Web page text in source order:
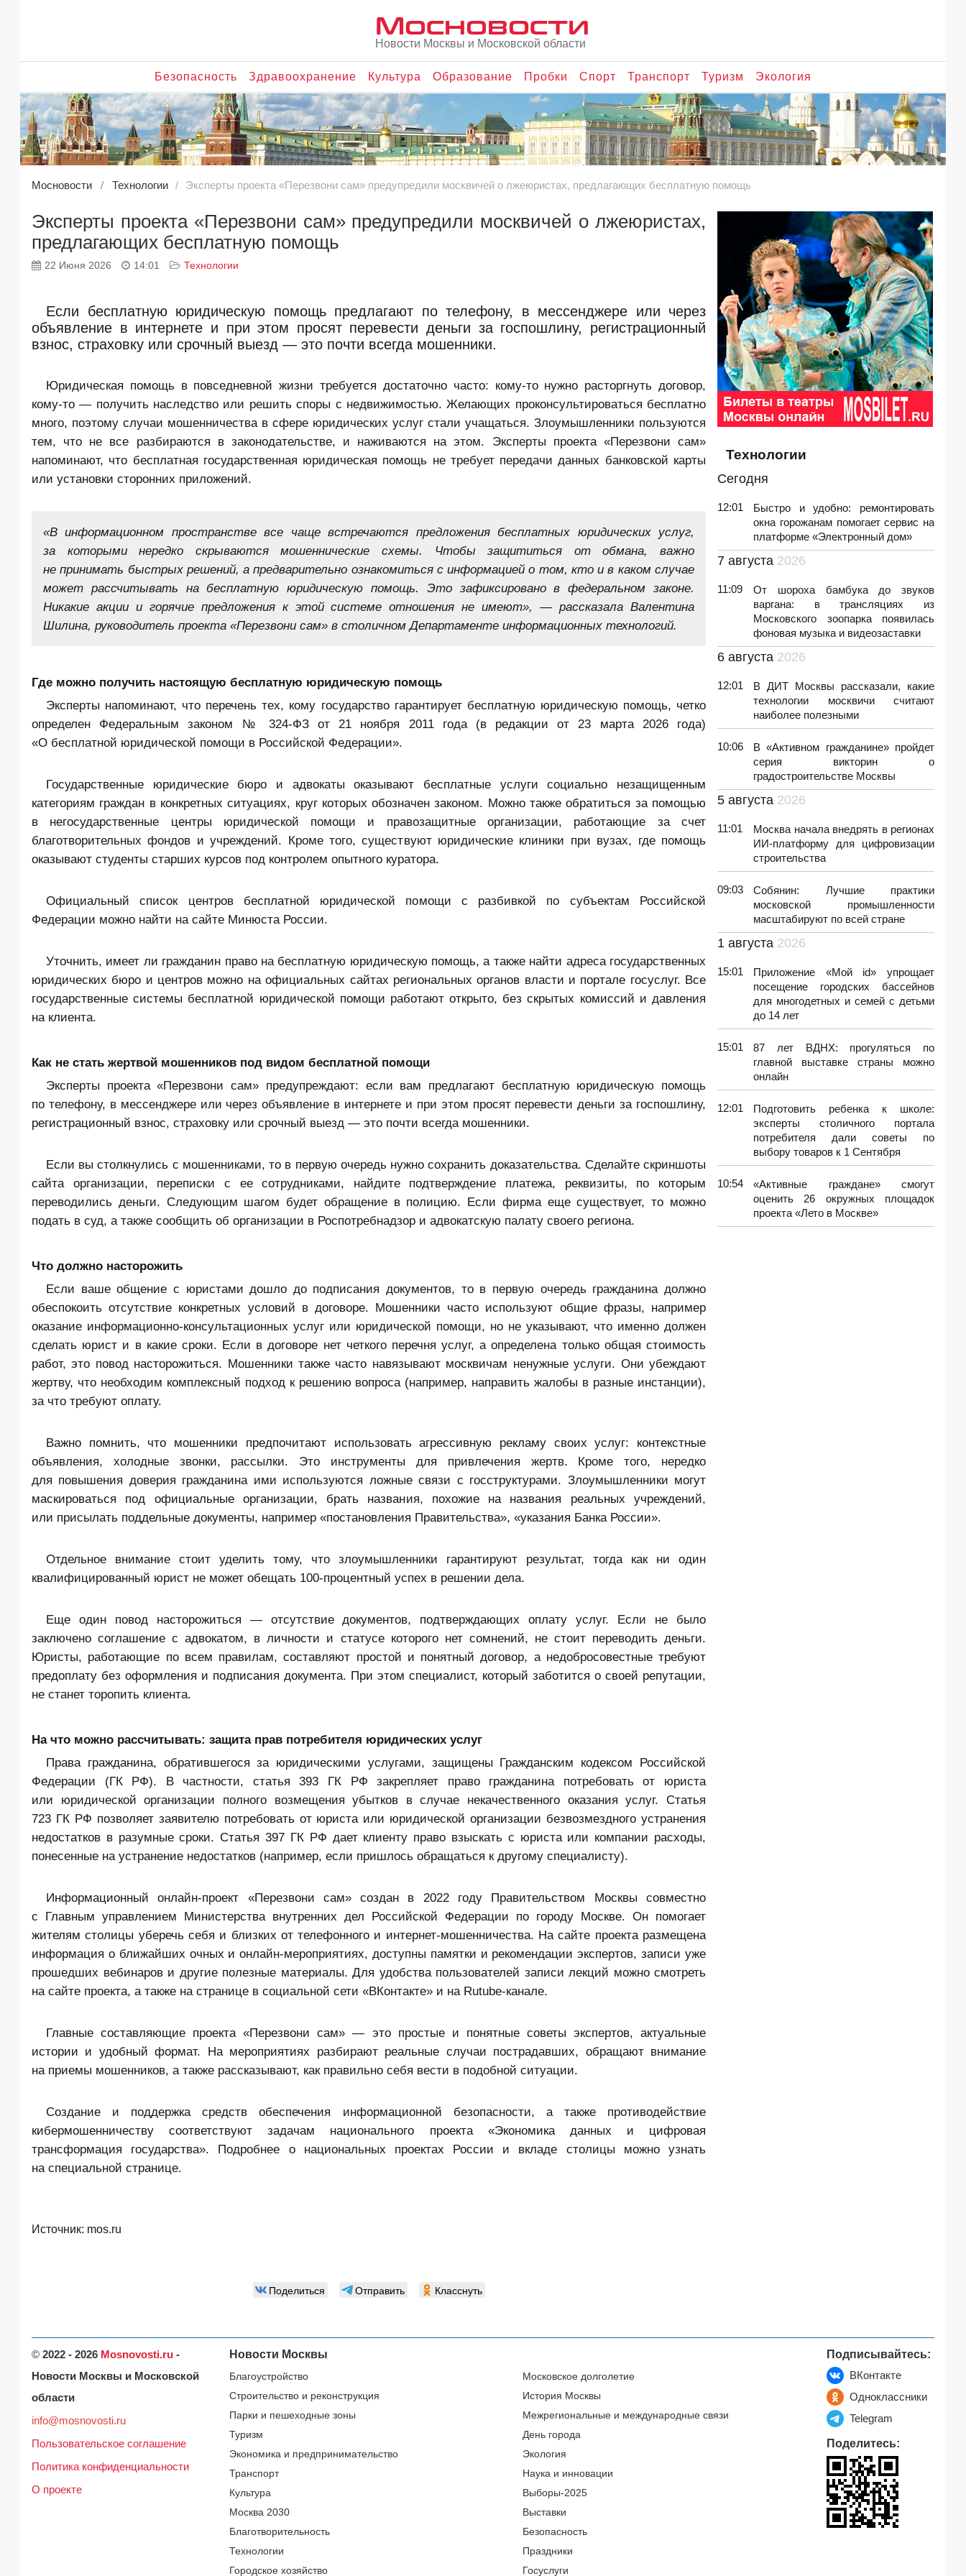
Мосновости
Новости Москвы и Московской области
Безопасность Здравоохранение Культура Образование Пробки Спорт Транспорт Туризм Экология
Мосновости Технологии Эксперты проекта «Перезвони сам» предупредили москвичей о лжеюристах, предлагающих бесплатную помощь
Эксперты проекта «Перезвони сам» предупредили москвичей о лжеюристах,
предлагающих бесплатную помощь
22 Июня 2026 14:01 Технологии
Если бесплатную юридическую помощь предлагают по телефону, в мессенджере или через
объявление в интернете и при этом просят перевести деньги за госпошлину, регистрационный
взнос, страховку или срочный выезд — это почти всегда мошенники.
Юридическая помощь в повседневной жизни требуется достаточно часто: кому-то нужно расторгнуть договор,
кому-то — получить наследство или решить споры с недвижимостью. Желающих проконсультироваться бесплатно
много, поэтому случаи мошенничества в сфере юридических услуг стали учащаться. Злоумышленники пользуются
тем, что не все разбираются в законодательстве, и наживаются на этом. Эксперты проекта «Перезвони сам»
напоминают, что бесплатная государственная юридическая помощь не требует передачи данных банковской карты
или установки сторонних приложений.
«В информационном пространстве все чаще встречаются предложения бесплатных юридических услуг,
за которыми нередко скрываются мошеннические схемы. Чтобы защититься от обмана, важно
не принимать быстрых решений, а предварительно ознакомиться с информацией о том, кто и в каком случае
может рассчитывать на бесплатную юридическую помощь. Это зафиксировано в федеральном законе.
Никакие акции и горячие предложения к этой системе отношения не имеют», — рассказала Валентина
Шилина, руководитель проекта «Перезвони сам» в столичном Департаменте информационных технологий.
Где можно получить настоящую бесплатную юридическую помощь
Эксперты напоминают, что перечень тех, кому государство гарантирует бесплатную юридическую помощь, четко
определен Федеральным законом № 324-ФЗ от 21 ноября 2011 года (в редакции от 23 марта 2026 года)
«О бесплатной юридической помощи в Российской Федерации».
Государственные юридические бюро и адвокаты оказывают бесплатные услуги социально незащищенным
категориям граждан в конкретных ситуациях, круг которых обозначен законом. Можно также обратиться за помощью
в негосударственные центры юридической помощи и правозащитные организации, работающие за счет
благотворительных фондов и учреждений. Кроме того, существуют юридические клиники при вузах, где помощь
оказывают студенты старших курсов под контролем опытного куратора.
Официальный список центров бесплатной юридической помощи с разбивкой по субъектам Российской
Федерации можно найти на сайте Минюста России.
Уточнить, имеет ли гражданин право на бесплатную юридическую помощь, а также найти адреса государственных
юридических бюро и центров можно на официальных сайтах региональных органов власти и портале госуслуг. Все
государственные системы бесплатной юридической помощи работают открыто, без скрытых комиссий и давления
на клиента.
Как не стать жертвой мошенников под видом бесплатной помощи
Эксперты проекта «Перезвони сам» предупреждают: если вам предлагают бесплатную юридическую помощь
по телефону, в мессенджере или через объявление в интернете и при этом просят перевести деньги за госпошлину,
регистрационный взнос, страховку или срочный выезд — это почти всегда мошенники.
Если вы столкнулись с мошенниками, то в первую очередь нужно сохранить доказательства. Сделайте скриншоты
сайта организации, переписки с ее сотрудниками, найдите подтверждение платежа, реквизиты, по которым
переводились деньги. Следующим шагом будет обращение в полицию. Если фирма еще существует, то можно
подать в суд, а также сообщить об организации в Роспотребнадзор и адвокатскую палату своего региона.
Что должно насторожить
Если ваше общение с юристами дошло до подписания документов, то в первую очередь гражданина должно
обеспокоить отсутствие конкретных условий в договоре. Мошенники часто используют общие фразы, например
оказание информационно-консультационных услуг или юридической помощи, но не указывают, что именно должен
сделать юрист и в какие сроки. Если в договоре нет четкого перечня услуг, а определена только общая стоимость
работ, это повод насторожиться. Мошенники также часто навязывают москвичам ненужные услуги. Они убеждают
жертву, что необходим комплексный подход к решению вопроса (например, направить жалобы в разные инстанции),
за что требуют оплату.
Важно помнить, что мошенники предпочитают использовать агрессивную рекламу своих услуг: контекстные
объявления, холодные звонки, рассылки. Это инструменты для привлечения жертв. Кроме того, нередко
для повышения доверия гражданина ими используются ложные связи с госструктурами. Злоумышленники могут
маскироваться под официальные организации, брать названия, похожие на названия реальных учреждений,
или присылать поддельные документы, например «постановления Правительства», «указания Банка России».
Отдельное внимание стоит уделить тому, что злоумышленники гарантируют результат, тогда как ни один
квалифицированный юрист не может обещать 100-процентный успех в решении дела.
Еще один повод насторожиться — отсутствие документов, подтверждающих оплату услуг. Если не было
заключено соглашение с адвокатом, в личности и статусе которого нет сомнений, не стоит переводить деньги.
Юристы, работающие по всем правилам, составляют простой и понятный договор, а недобросовестные требуют
предоплату без оформления и подписания документа. При этом специалист, который заботится о своей репутации,
не станет торопить клиента.
На что можно рассчитывать: защита прав потребителя юридических услуг
Права гражданина, обратившегося за юридическими услугами, защищены Гражданским кодексом Российской
Федерации (ГК РФ). В частности, статья 393 ГК РФ закрепляет право гражданина потребовать от юриста
или юридической организации полного возмещения убытков в случае некачественного оказания услуг. Статья
723 ГК РФ позволяет заявителю потребовать от юриста или юридической организации безвозмездного устранения
недостатков в разумные сроки. Статья 397 ГК РФ дает клиенту право взыскать с юриста или компании расходы,
понесенные на устранение недостатков (например, если пришлось обращаться к другому специалисту).
Информационный онлайн-проект «Перезвони сам» создан в 2022 году Правительством Москвы совместно
с Главным управлением Министерства внутренних дел Российской Федерации по городу Москве. Он помогает
жителям столицы уберечь себя и близких от телефонного и интернет-мошенничества. На сайте проекта размещена
информация о ближайших очных и онлайн-мероприятиях, доступны памятки и рекомендации экспертов, записи уже
прошедших вебинаров и другие полезные материалы. Для удобства пользователей записи лекций можно смотреть
на сайте проекта, а также на странице в социальной сети «ВКонтакте» и на Rutube-канале.
Главные составляющие проекта «Перезвони сам» — это простые и понятные советы экспертов, актуальные
истории и удобный формат. На мероприятиях разбирают реальные случаи пострадавших, обращают внимание
на приемы мошенников, а также рассказывают, как правильно себя вести в подобной ситуации.
Создание и поддержка средств обеспечения информационной безопасности, а также противодействие
кибермошенничеству соответствуют задачам национального проекта «Экономика данных и цифровая
трансформация государства». Подробнее о национальных проектах России и вкладе столицы можно узнать
на специальной странице.
Источник: mos.ru
Поделиться Отправить Класснуть
Технологии
Сегодня
12:01
Быстро и удобно: ремонтировать
окна горожанам помогает сервис на
платформе «Электронный дом»
7 августа 2026
11:09
От шороха бамбука до звуков
варгана: в трансляциях из
Московского зоопарка появилась
фоновая музыка и видеозаставки
6 августа 2026
12:01
В ДИТ Москвы рассказали, какие
технологии москвичи считают
наиболее полезными
10:06
В «Активном гражданине» пройдет
серия викторин о
градостроительстве Москвы
5 августа 2026
11:01
Москва начала внедрять в регионах
ИИ-платформу для цифровизации
строительства
09:03
Собянин: Лучшие практики
московской промышленности
масштабируют по всей стране
1 августа 2026
15:01
Приложение «Мой id» упрощает
посещение городских бассейнов
для многодетных и семей с детьми
до 14 лет
15:01
87 лет ВДНХ: прогуляться по
главной выставке страны можно
онлайн
12:01
Подготовить ребенка к школе:
эксперты столичного портала
потребителя дали советы по
выбору товаров к 1 Сентября
10:54
«Активные граждане» смогут
оценить 26 окружных площадок
проекта «Лето в Москве»
© 2022 - 2026 Mosnovosti.ru -
Новости Москвы и Московской
области
info@mosnovosti.ru
Пользовательское соглашение
Политика конфиденциальности
О проекте
Новости Москвы
Благоустройство
Строительство и реконструкция
Парки и пешеходные зоны
Туризм
Экономика и предпринимательство
Транспорт
Культура
Москва 2030
Благотворительность
Технологии
Городское хозяйство
Московское долголетие
История Москвы
Межрегиональные и международные связи
День города
Экология
Наука и инновации
Выборы-2025
Выставки
Безопасность
Праздники
Госуслуги
Подписывайтесь:
ВКонтакте
Одноклассники
Telegram
Поделитесь: